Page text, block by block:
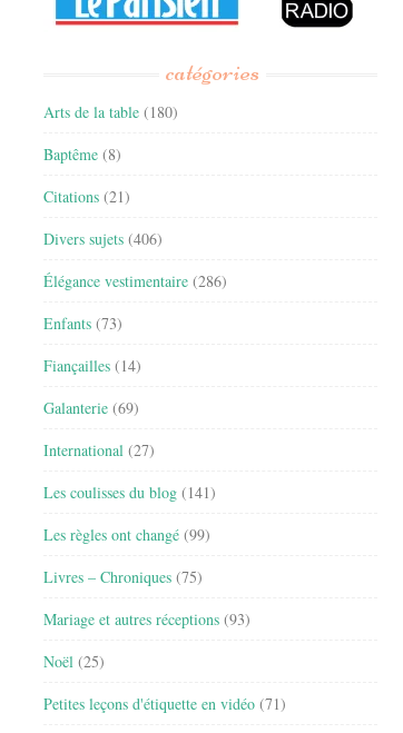
catégories
Arts de la table (180)
Baptême (8)
Citations (21)
Divers sujets (406)
Élégance vestimentaire (286)
Enfants (73)
Fiançailles (14)
Galanterie (69)
International (27)
Les coulisses du blog (141)
Les règles ont changé (99)
Livres – Chroniques (75)
Mariage et autres réceptions (93)
Noël (25)
Petites leçons d'étiquette en vidéo (71)